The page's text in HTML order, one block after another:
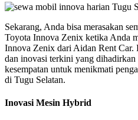
Sekarang, Anda bisa merasakan
Toyota Innova Zenix ketika Anda
Innova Zenix dari Aidan Rent Car.
dan inovasi terkini yang
kesempatan untuk menikmati
di Tugu Selatan.
Inovasi Mesin Hybrid